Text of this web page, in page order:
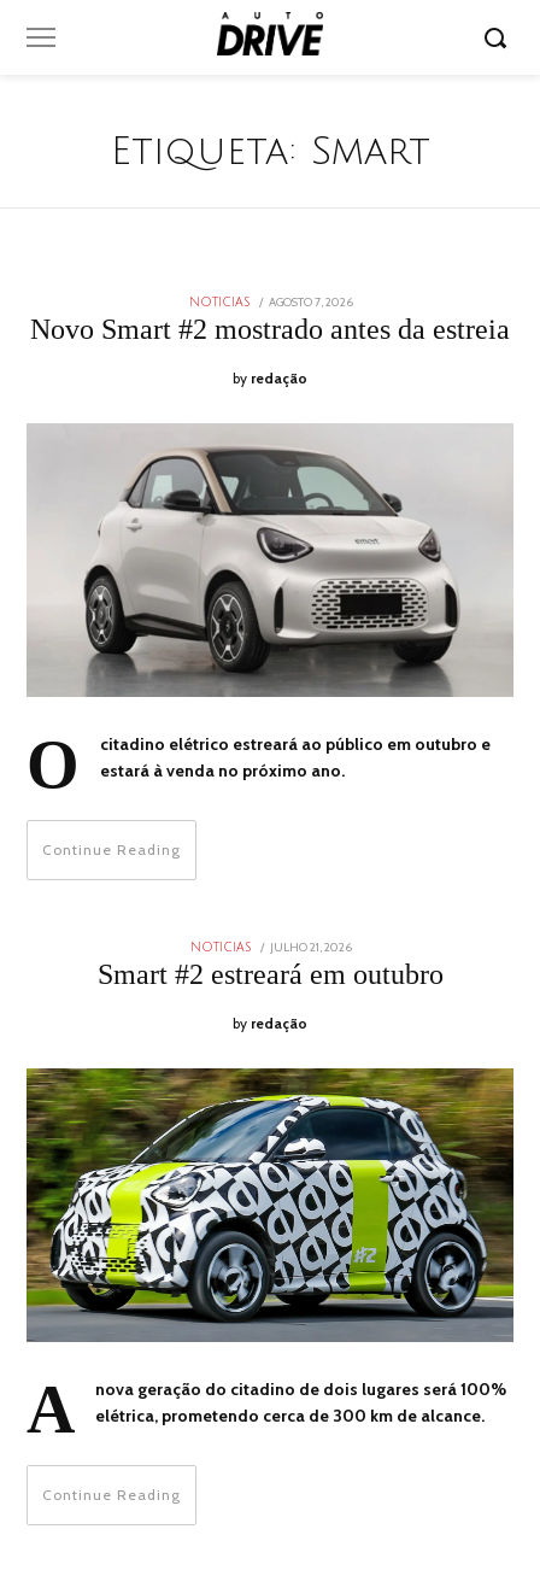
Etiqueta: Smart
NOTICIAS
POSTED
ON
AGOSTO 7, 2026
7,
2026
Novo Smart #2 mostrado antes da estreia
by redação
O
citadino elétrico estreará ao público em outubro e
estará à venda no próximo ano.
Continue Reading
NOTICIAS
POSTED
JULHO 21, 2026
2026
Smart #2 estreará em outubro
by redação
A
nova geração do citadino de dois lugares será 100%
elétrica, prometendo cerca de 300 km de alcance.
Continue Reading